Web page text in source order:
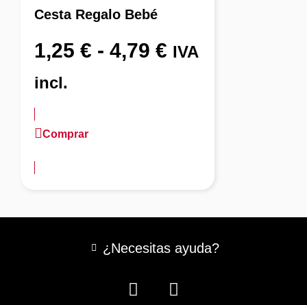
Cesta Regalo Bebé
1,25 € - 4,79 € IVA
incl.
Comprar
¿Necesitas ayuda?